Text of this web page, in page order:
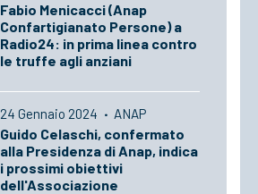
Fabio Menicacci (Anap
Confartigianato Persone) a
Radio24: in prima linea contro
le truffe agli anziani
24 Gennaio 2024 · ANAP
Guido Celaschi, confermato
alla Presidenza di Anap, indica
i prossimi obiettivi
dell'Associazione